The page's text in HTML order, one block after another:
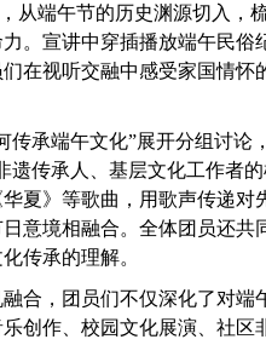
从端午节的历史渊源切入，
。宣讲中穿插播放端午民
在视听交融中感受家国情
传承端午文化”展开分组讨论
传承人、基层文化工作者
夏》等歌曲，用歌声传递对
意境相融合。全体团员还
传承的理解。
合，团员们不仅深化了对
创作、校园文化展演、社